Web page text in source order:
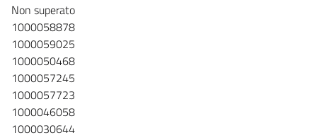
Non superato
1000058878
1000059025
1000050468
1000057245
1000057723
1000046058
1000030644